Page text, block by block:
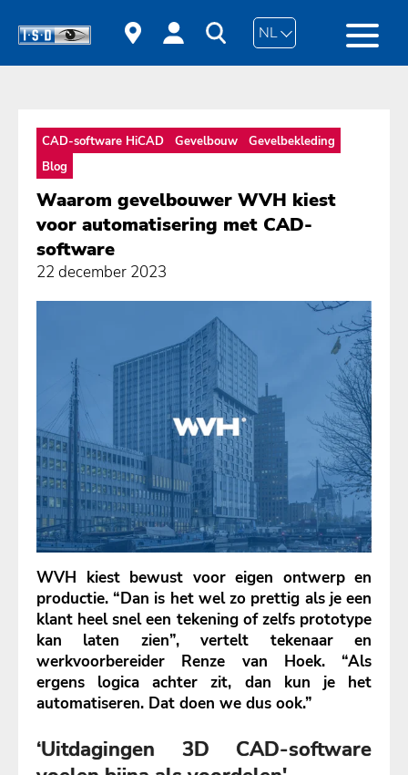
NL
CAD-software HiCAD Gevelbouw
Gevelbekleding
Blog
Waarom gevelbouwer WVH kiest
voor automatisering met CAD-
software
22 december 2023
WVH kiest bewust voor eigen ontwerp en
productie. “Dan is het wel zo prettig als je een
klant heel snel een tekening of zelfs prototype
kan laten zien”, vertelt tekenaar en
werkvoorbereider Renze van Hoek. “Als
ergens logica achter zit, dan kun je het
automatiseren. Dat doen we dus ook.”
‘Uitdagingen 3D CAD-software